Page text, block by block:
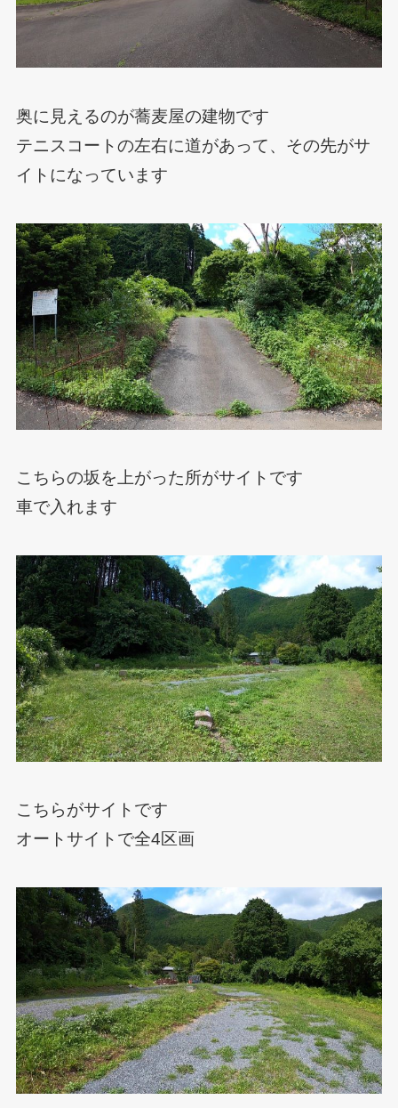
奥に見えるのが蕎麦屋の建物です
テニスコートの左右に道があって、その先がサ
イトになっています
こちらの坂を上がった所がサイトです
車で入れます
こちらがサイトです
オートサイトで全4区画